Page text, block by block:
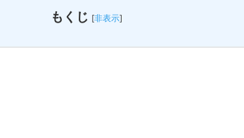
もくじ [非表示]